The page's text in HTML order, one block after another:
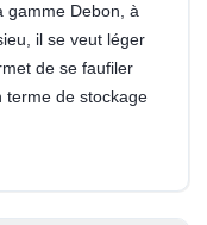
gamme Debon, à
il se veut léger
de se faufiler
terme de stockage